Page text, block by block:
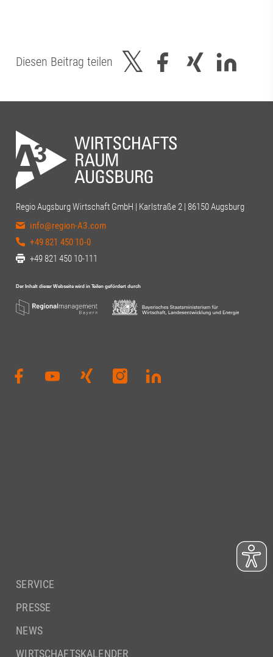
Diesen Beitrag teilen
Regio Augsburg Wirtschaft GmbH | Karlstraße 2 | 86150 Augsburg
info@region-A3.com
+49 821 450 10-0
+49 821 450 10-111
SERVICE
PRESSE
NEWS
WIRTSCHAFTSKALENDER